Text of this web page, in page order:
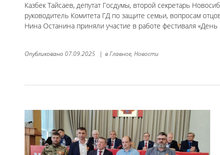
Казбек Тайсаев, депутат Госдумы, второй секретарь
руководитель Комитета ГД по защите семьи, вопросам
Нина Останина приняли участие в работе фестиваля «День
Опубликовано 07.09.2025 | вГлавное, Новости